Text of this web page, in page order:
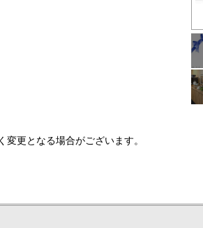
更となる場合がございます。